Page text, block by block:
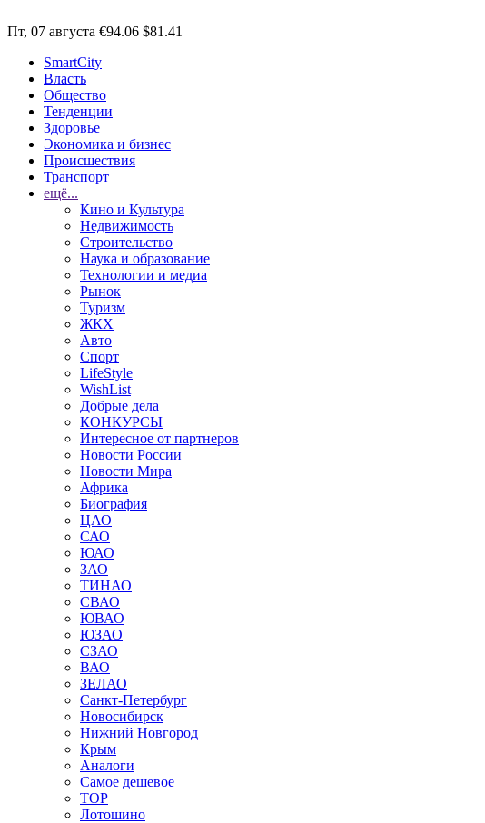
Пт, 07 августа €94.06 $81.41
SmartCity
Власть
Общество
Тенденции
Здоровье
Экономика и бизнес
Происшествия
Транспорт
ещё...
Кино и Культура
Недвижимость
Строительство
Наука и образование
Технологии и медиа
Рынок
Туризм
ЖКХ
Авто
Спорт
LifeStyle
WishList
Добрые дела
КОНКУРСЫ
Интересное от партнеров
Новости России
Новости Мира
Африка
Биография
ЦАО
САО
ЮАО
ЗАО
ТИНАО
СВАО
ЮВАО
ЮЗАО
СЗАО
ВАО
ЗЕЛАО
Санкт-Петербург
Новосибирск
Нижний Новгород
Крым
Аналоги
Самое дешевое
TOP
Лотошино